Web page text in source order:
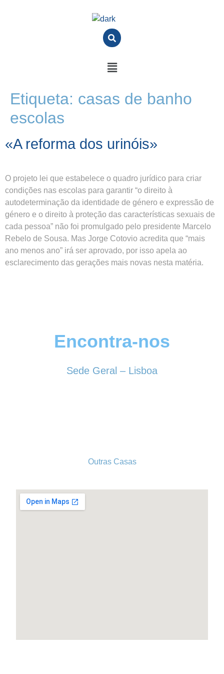
Etiqueta: casas de banho
escolas
«A reforma dos urinóis»
O projeto lei que estabelece o quadro jurídico para criar
condições nas escolas para garantir “o direito à
autodeterminação da identidade de género e expressão de
género e o direito à proteção das características sexuais de
cada pessoa” não foi promulgado pelo presidente Marcelo
Rebelo de Sousa. Mas Jorge Cotovio acredita que “mais
ano menos ano” irá ser aprovado, por isso apela ao
esclarecimento das gerações mais novas nesta matéria.
Encontra-nos
Sede Geral – Lisboa
Outras Casas